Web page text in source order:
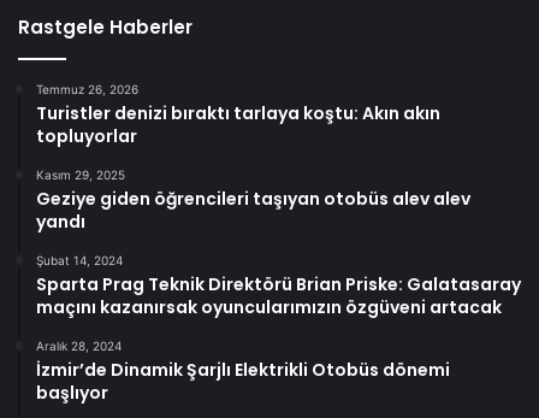
Rastgele Haberler
Temmuz 26, 2026
Turistler denizi bıraktı tarlaya koştu: Akın akın
topluyorlar
Kasım 29, 2025
Geziye giden öğrencileri taşıyan otobüs alev alev
yandı
Şubat 14, 2024
Sparta Prag Teknik Direktörü Brian Priske: Galatasaray
maçını kazanırsak oyuncularımızın özgüveni artacak
Aralık 28, 2024
İzmir’de Dinamik Şarjlı Elektrikli Otobüs dönemi
başlıyor